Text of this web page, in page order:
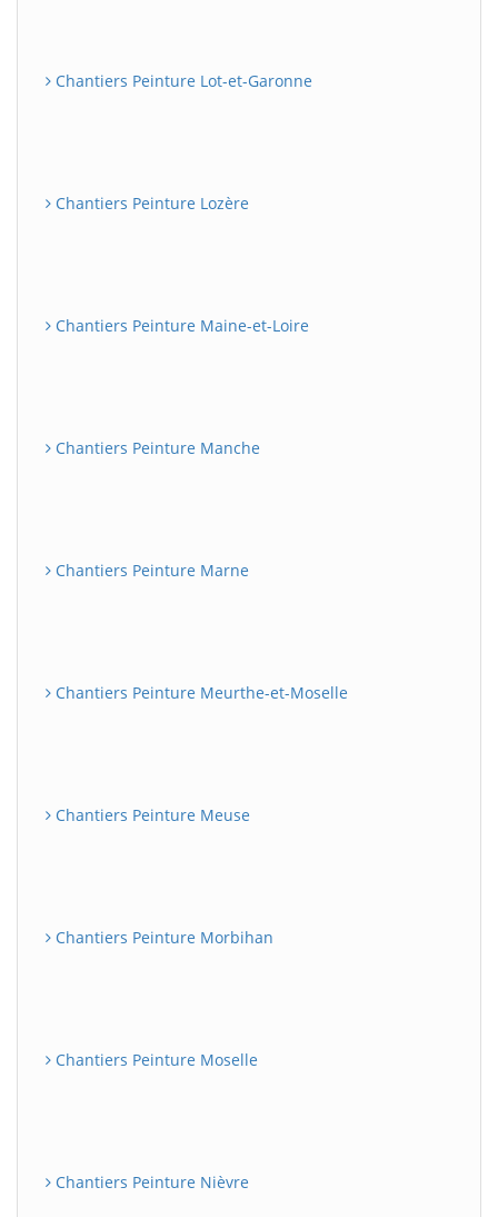
Chantiers Peinture Lot-et-Garonne
Chantiers Peinture Lozère
Chantiers Peinture Maine-et-Loire
Chantiers Peinture Manche
Chantiers Peinture Marne
Chantiers Peinture Meurthe-et-Moselle
Chantiers Peinture Meuse
Chantiers Peinture Morbihan
Chantiers Peinture Moselle
Chantiers Peinture Nièvre